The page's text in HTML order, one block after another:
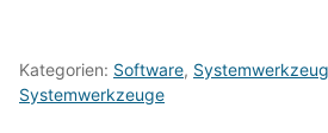
Kategorien: Software,
Systemwerkzeuge